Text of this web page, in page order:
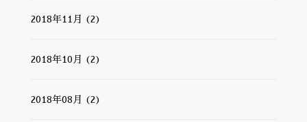
2018年11月 (2)
2018年10月 (2)
2018年08月 (2)